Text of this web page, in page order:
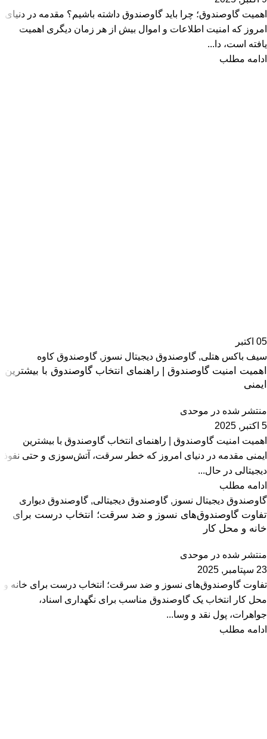
اهمیت گاوصندوق؛ چرا باید گاوصندوق داشته باشیم؟ مقدمه در دنیای
امروز که امنیت اطلاعات و اموال بیش از هر زمان دیگری اهمیت
یافته است، دا...
ادامه مطلب
05 اکتبر
سیف باکس هتلی, گاوصندوق دیجیتال نسوز , گاوصندوق کاوه
اهمیت امنیت گاوصندوق | راهنمای انتخاب گاوصندوق با بیشترین
ایمنی
منتشر شده در موحدی
5 اکتبر, 2025
اهمیت امنیت گاوصندوق | راهنمای انتخاب گاوصندوق با بیشترین
ایمنی مقدمه در دنیای امروز که خطر سرقت، آتش‌سوزی و حتی نفوذ
دیجیتالی در حال...
ادامه مطلب
گاوصندوق دیجیتال نسوز , گاوصندوق دیجیتالی, گاوصندوق دیواری
تفاوت گاوصندوق‌های نسوز و ضد سرقت؛ انتخاب درست برای
خانه و محل کار
منتشر شده در موحدی
23 سپتامبر, 2025
تفاوت گاوصندوق‌های نسوز و ضد سرقت؛ انتخاب درست برای خانه و
محل کار انتخاب یک گاوصندوق مناسب برای نگهداری اسناد،
جواهرات، پول نقد و وسا...
ادامه مطلب